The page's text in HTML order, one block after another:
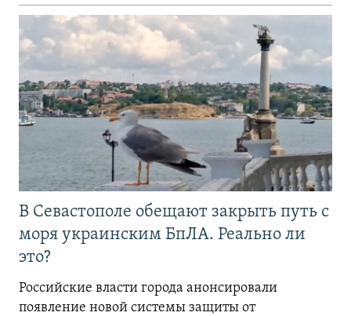
В Севастополе обещают закрыть путь с
моря украинским БпЛА. Реально ли
это?
Российские власти города анонсировали
появление новой системы защиты от